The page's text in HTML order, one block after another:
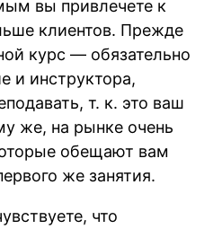
вы привлечете к
клиентов. Прежде
курс — обязательно
и инструктора,
т. к. это ваш
же, на рынке очень
обещают вам
же занятия.
что